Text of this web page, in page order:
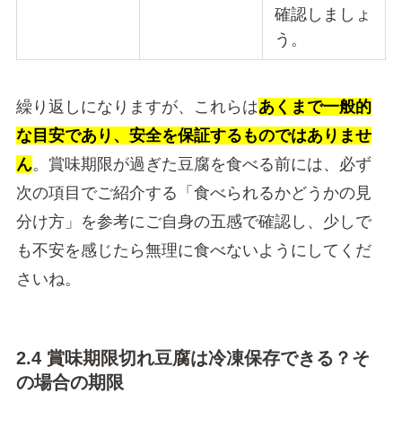
確認しましょ
う。
繰り返しになりますが、これらはあくまで一般的
な目安であり、安全を保証するものではありませ
ん。賞味期限が過ぎた豆腐を食べる前には、必ず
次の項目でご紹介する「食べられるかどうかの見
分け方」を参考にご自身の五感で確認し、少しで
も不安を感じたら無理に食べないようにしてくだ
さいね。
2.4 賞味期限切れ豆腐は冷凍保存できる？そ
の場合の期限